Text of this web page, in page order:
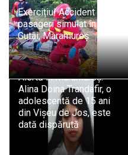
Exercițiu! Accident cu 11
pasageri simulat în Pasul
Gutâi, Maramureș
Alertă în Maramureș:
Alina Doina Trandafir, o
adolescentă de 15 ani
din Vișeu de Jos, este
dată dispărută